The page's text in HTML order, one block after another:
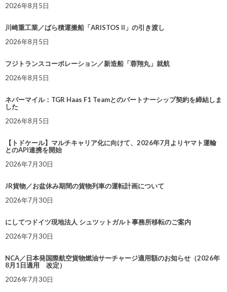
2026年8月5日
川崎重工業／ばら積運搬船「ARISTOS II」の引き渡し
2026年8月5日
フジトランスコーポレーション／新造船「蓉翔丸」就航
2026年8月5日
ネバーマイル：TGR Haas F1 Teamとのパートナーシップ契約を締結しま
した
2026年8月5日
【トドケール】マルチキャリア化に向けて、2026年7月よりヤマト運輸
とのAPI連携を開始
2026年7月30日
JR貨物／お盆休み期間の貨物列車の運転計画について
2026年7月30日
にしてつドイツ現地法人 シュツットガルト事務所移転のご案内
2026年7月30日
NCA／日本発国際航空貨物燃油サーチャージ適用額のお知らせ（2026年
8月1日適用 改定）
2026年7月30日